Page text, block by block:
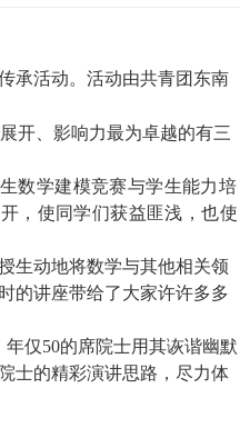
承活动。活动由共青团东南
开、影响力最为卓越的有三
数学建模竞赛与学生能力培
，使同学们获益匪浅，也使
生动地将数学与其他相关领
的讲座带给了大家许许多多
年仅50的席院士用其诙谐幽默
士的精彩演讲思路，尽力体